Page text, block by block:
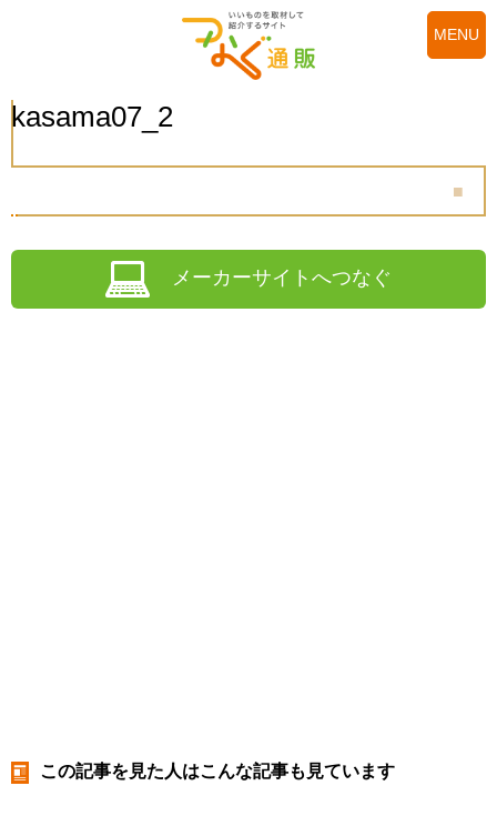
MENU
kasama07_2
メーカーサイトへつなぐ
この記事を見た人はこんな記事も見ています